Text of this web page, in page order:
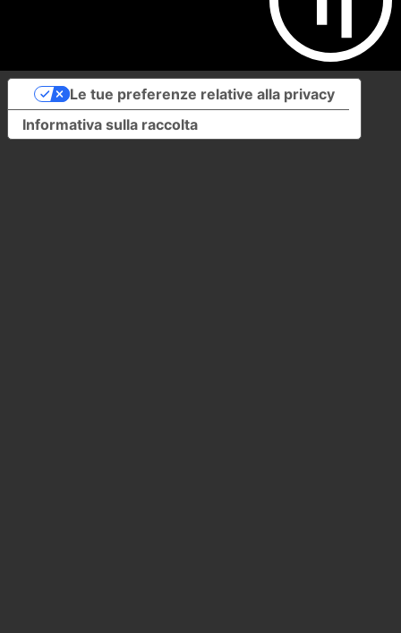
Informativa sulla raccolta
Le tue preferenze relative alla privacy